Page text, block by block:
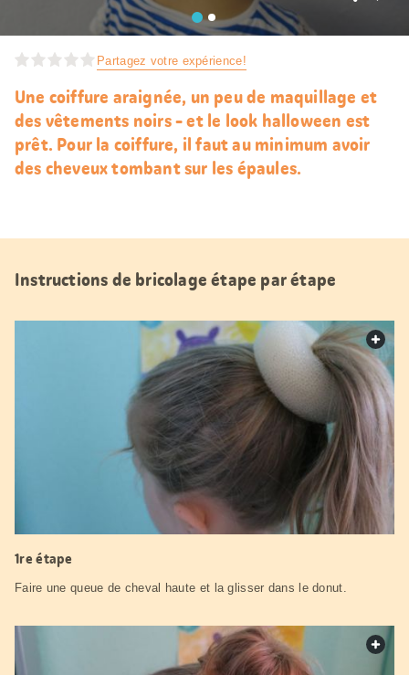
Partagez votre expérience!
Une coiffure araignée, un peu de maquillage et
des vêtements noirs - et le look halloween est
prêt. Pour la coiffure, il faut au minimum avoir
des cheveux tombant sur les épaules.
Instructions de bricolage étape par étape
1re étape
Faire une queue de cheval haute et la glisser dans le donut.